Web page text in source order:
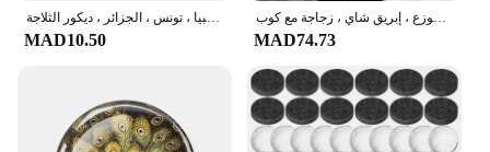
MAD10.50 MAD74.73